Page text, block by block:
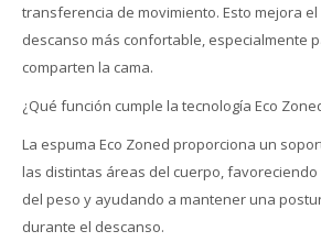
transferencia de movimiento. Esto mejora
descanso más confortable, especialmente
comparten la cama.
¿Qué función cumple la tecnología Eco
La espuma Eco Zoned proporciona un
las distintas áreas del cuerpo,
del peso y ayudando a mantener una
durante el descanso.